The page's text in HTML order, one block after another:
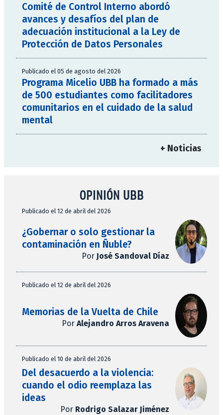
Comité de Control Interno abordó
avances y desafíos del plan de
adecuación institucional a la Ley de
Protección de Datos Personales
Publicado el 05 de agosto del 2026
Programa Micelio UBB ha formado a más
de 500 estudiantes como facilitadores
comunitarios en el cuidado de la salud
mental
+ Noticias
OPINIÓN UBB
Publicado el 12 de abril del 2026
¿Gobernar o solo gestionar la
contaminación en Ñuble?
Por José Sandoval Díaz
Publicado el 12 de abril del 2026
Memorias de la Vuelta de Chile
Por Alejandro Arros Aravena
Publicado el 10 de abril del 2026
Del desacuerdo a la violencia:
cuando el odio reemplaza las
ideas
Por Rodrigo Salazar Jiménez